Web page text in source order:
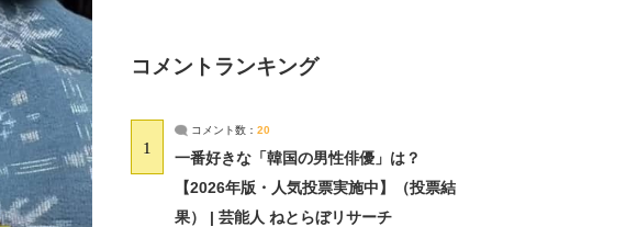
コメントランキング
1
コメント数： 20
一番好きな「韓国の男性俳優」は？
【2026年版・人気投票実施中】（投票結
果） | 芸能人 ねとらぼリサーチ